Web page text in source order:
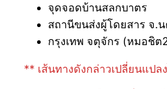
จุดจอดบ้านสลกบาตร
สถานีขนส่งผู้โดยสาร จ.
กรุงเทพ จตุจักร (หมอชิต
** เส้นทางดังกล่าวเปลี่ยนแป